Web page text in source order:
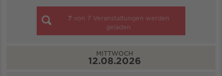
7 von 7 Veranstaltungen werden
geladen
MITTWOCH
12.08.2026